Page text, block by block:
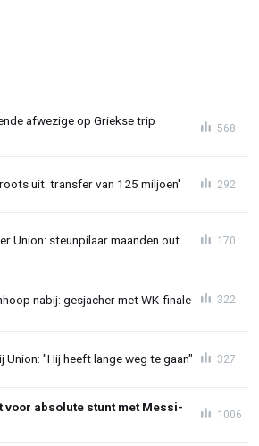
afwezige op Griekse trip
568
uit: transfer van 125 miljoen' 292
Union: steunpilaar maanden out 170
nabij: gesjacher met WK-finale 322
Union: "Hij heeft lange weg te gaan" 327
voor absolute stunt met Messi-
1006